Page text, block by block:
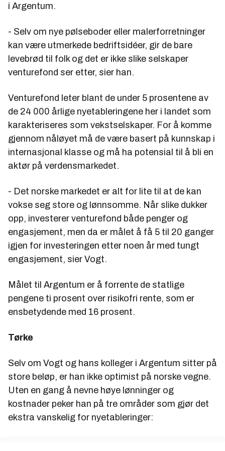
i Argentum.
- Selv om nye pølseboder eller malerforretninger
kan være utmerkede bedriftsidéer, gir de bare
levebrød til folk og det er ikke slike selskaper
venturefond ser etter, sier han.
Venturefond leter blant de under 5 prosentene av
de 24 000 årlige nyetableringene her i landet som
karakteriseres som vekstselskaper. For å komme
gjennom nåløyet må de være basert på kunnskap i
internasjonal klasse og må ha potensial til å bli en
aktør på verdensmarkedet.
- Det norske markedet er alt for lite til at de kan
vokse seg store og lønnsomme. Når slike dukker
opp, investerer venturefond både penger og
engasjement, men da er målet å få 5 til 20 ganger
igjen for investeringen etter noen år med tungt
engasjement, sier Vogt.
Målet til Argentum er å forrente de statlige
pengene ti prosent over risikofri rente, som er
ensbetydende med 16 prosent.
Tørke
Selv om Vogt og hans kolleger i Argentum sitter på
store beløp, er han ikke optimist på norske vegne.
Uten en gang å nevne høye lønninger og
kostnader peker han på tre områder som gjør det
ekstra vanskelig for nyetableringer: